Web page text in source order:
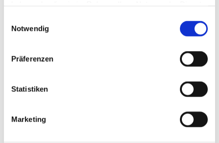
Notwendig
Präferenzen
Statistiken
Marketing
Aufmerksamkeit auf deinen Körper, auf deinem Atem.
Progressiver Muskelrelaxation (PMR). Auch ein gutes Buch
lesen, Musik hören oder Kuscheln sind wahre
Mach dich selbst glücklich und erwarte es nicht von
freigesetzt. Diese sind echte Stresskiller.
– frisches Obst und Gemüse, reduziere
Zucker und Fast Food
deinem Geist gut.